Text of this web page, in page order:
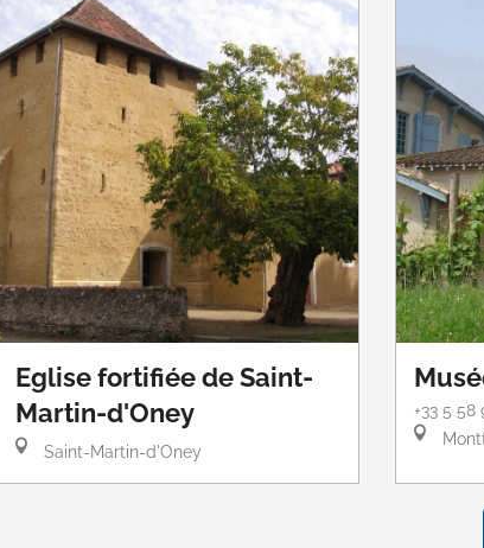
Eglise fortifiée de Saint-
Martin-d'Oney
Saint-Martin-d'Oney
+33 5 58